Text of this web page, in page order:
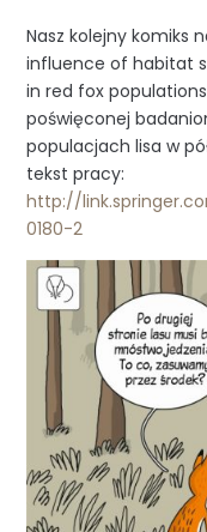
Nasz kolejny komiks
influence of habitat
in red fox
poświęconej
populacjach lisa w
tekst pracy:
http://
0180-2